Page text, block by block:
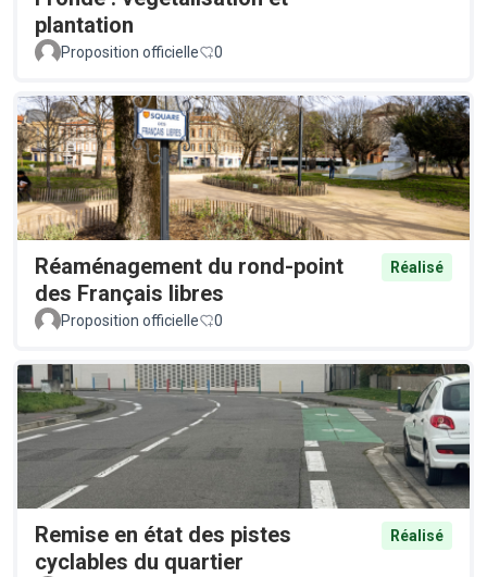
plantation
Proposition officielle 0
Réaménagement du rond-point
des Français libres
Réalisé
Proposition officielle 0
Remise en état des pistes
cyclables du quartier
Réalisé